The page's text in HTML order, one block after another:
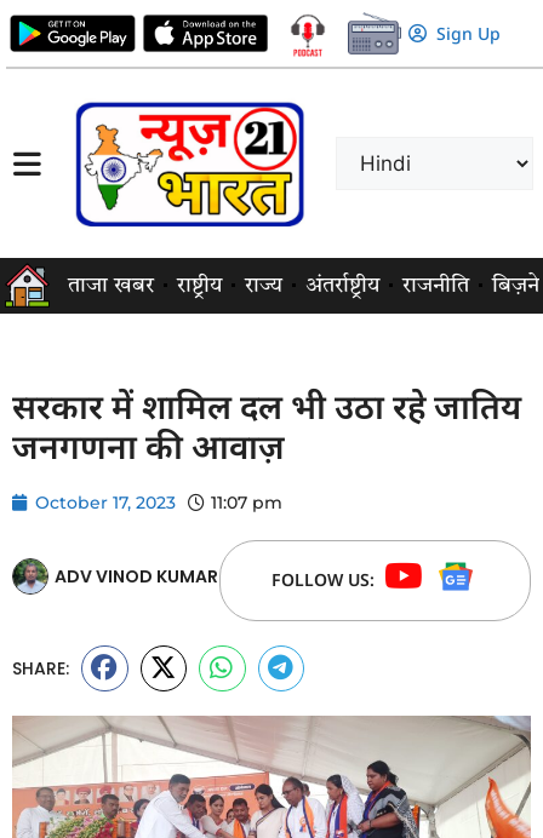
Sign Up
ताजा खबर राष्ट्रीय राज्य अंतर्राष्ट्रीय राजनीति
सरकार में शामिल दल भी उठा रहे जातिय
जनगणना की आवाज़
October 17, 2023 11:07 pm
ADV VINOD KUMAR FOLLOW US:
SHARE: